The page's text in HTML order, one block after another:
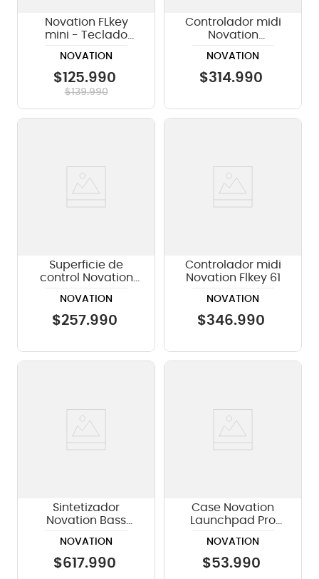
Novation FLkey
mini - Teclado
NOVATION
$125.990
$139.990
Controlador midi
Novation
NOVATION
$314.990
Superficie de
control Novation
NOVATION
$257.990
Controlador midi
Novation Flkey 61
NOVATION
$346.990
Sintetizador
Novation Bass
NOVATION
$617.990
Case Novation
Launchpad Pro
Pro
NOVATION
$53.990